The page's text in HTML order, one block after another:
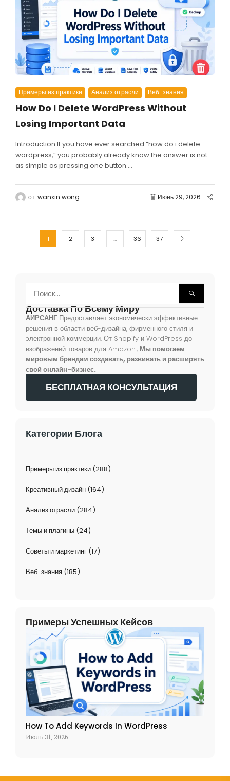
Примеры из практики Анализ отрасли Веб-знания
How Do I Delete WordPress Without
Losing Important Data
Introduction If you have ever searched “how do i delete
wordpress,” you probably already know the answer is not
as simple as pressing one button....
от wanxin wong Июнь 29, 2026
1 2 3 … 36 37
Доставка По Всему Миру
АИРСАНГ Предоставляет экономически эффективные
решения в области веб-дизайна, фирменного стиля и
электронной коммерции. От Shopify и WordPress до
изображений товаров для Amazon., Мы помогаем
мировым брендам создавать, развивать и расширять
свой онлайн-бизнес.
БЕСПЛАТНАЯ КОНСУЛЬТАЦИЯ
Категории Блога
Примеры из практики (288)
Креативный дизайн (164)
Анализ отрасли (284)
Темы и плагины (24)
Советы и маркетинг (17)
Веб-знания (185)
Примеры Успешных Кейсов
How To Add Keywords In WordPress
Июль 31, 2026